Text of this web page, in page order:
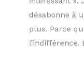
désabonne à
plus. Parce
l’indifférence.